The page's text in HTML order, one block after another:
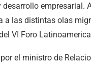
empresarial.
las distintas olas
VI Foro
el ministro de